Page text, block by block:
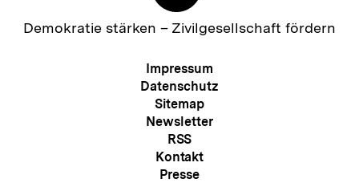
Zur
Demokratie stärken – Zivilgesellschaft fördern
Meta-
Navigation
Impressum
Datenschutz
Sitemap
Newsletter
RSS
Kontakt
Presse